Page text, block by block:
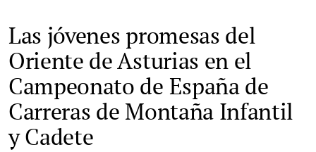
Las jóvenes promesas del
Oriente de Asturias en el
Campeonato de España de
Carreras de Montaña Infantil
y Cadete